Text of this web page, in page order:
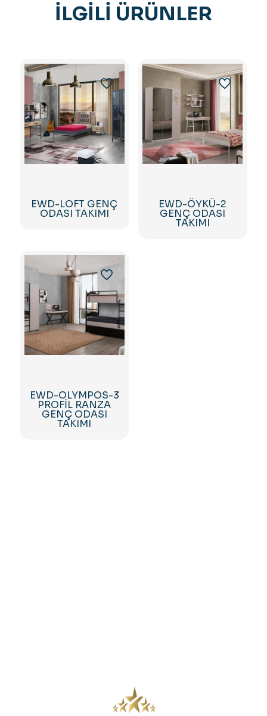
İLGILI ÜRÜNLER
EWD-LOFT GENÇ
ODASI TAKIMI
EWD-ÖYKÜ-2
GENÇ ODASI
TAKIMI
EWD-OLYMPOS-3
PROFİL RANZA
GENÇ ODASI
TAKIMI